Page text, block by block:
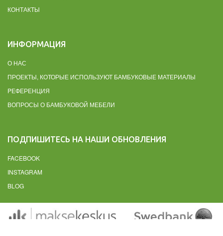
КОНТАКТЫ
ИНФОРМАЦИЯ
О НАС
ПРОЕКТЫ, КОТОРЫЕ ИСПОЛЬЗУЮТ БАМБУКОВЫЕ МАТЕРИАЛЫ
PЕФЕРЕНЦИЯ
ВОПРОСЫ О БАМБУКОВОЙ МЕБЕЛИ
ПОДПИШИТЕСЬ НА НАШИ ОБНОВЛЕНИЯ
FACEBOOK
INSTAGRAM
BLOG